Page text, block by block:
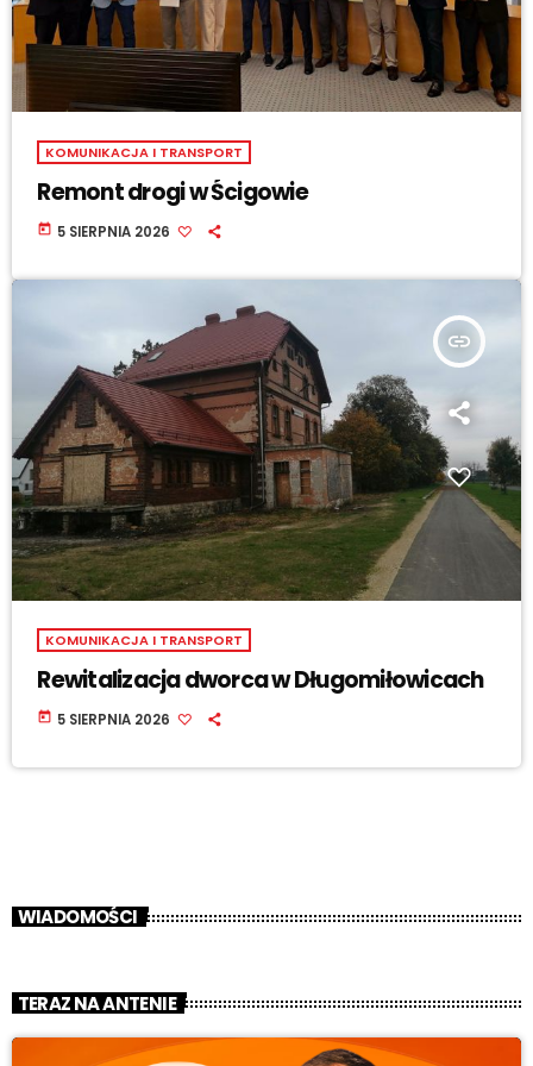
KOMUNIKACJA I TRANSPORT
Remont drogi w Ścigowie
today 5 SIERPNIA 2026
insert_link
KOMUNIKACJA I TRANSPORT
Rewitalizacja dworca w Długomiłowicach
today 5 SIERPNIA 2026
WIADOMOŚCI
TERAZ NA ANTENIE